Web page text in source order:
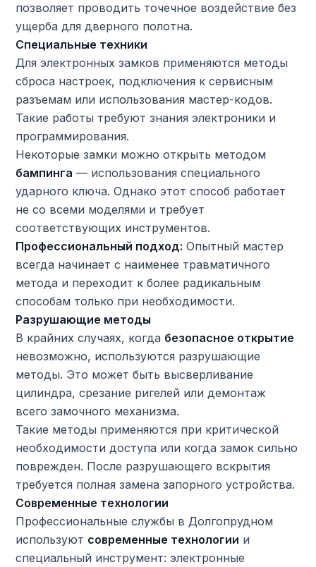
позволяет проводить точечное воздействие без
ущерба для дверного полотна.
Специальные техники
Для электронных замков применяются методы
сброса настроек, подключения к сервисным
разъемам или использования мастер-кодов.
Такие работы требуют знания электроники и
программирования.
Некоторые замки можно открыть методом
бампинга — использования специального
ударного ключа. Однако этот способ работает
не со всеми моделями и требует
соответствующих инструментов.
Профессиональный подход: Опытный мастер
всегда начинает с наименее травматичного
метода и переходит к более радикальным
способам только при необходимости.
Разрушающие методы
В крайних случаях, когда безопасное открытие
невозможно, используются разрушающие
методы. Это может быть высверливание
цилиндра, срезание ригелей или демонтаж
всего замочного механизма.
Такие методы применяются при критической
необходимости доступа или когда замок сильно
поврежден. После разрушающего вскрытия
требуется полная замена запорного устройства.
Современные технологии
Профессиональные службы в Долгопрудном
используют современные технологии и
специальный инструмент: электронные